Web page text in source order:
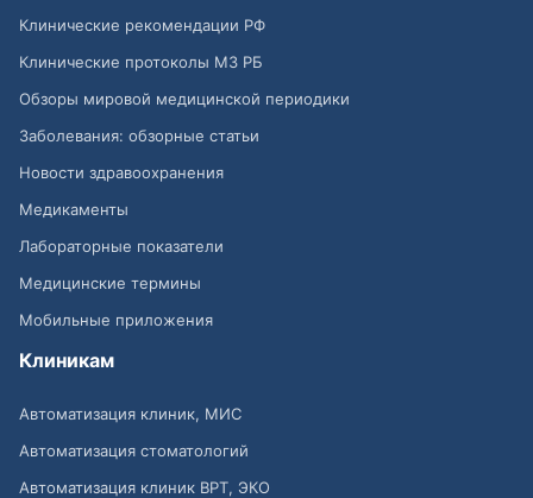
Клинические рекомендации РФ
Клинические протоколы МЗ РБ
Обзоры мировой медицинской периодики
Заболевания: обзорные статьи
Новости здравоохранения
Медикаменты
Лабораторные показатели
Медицинские термины
Мобильные приложения
Клиникам
Автоматизация клиник, МИС
Автоматизация стоматологий
Автоматизация клиник ВРТ, ЭКО